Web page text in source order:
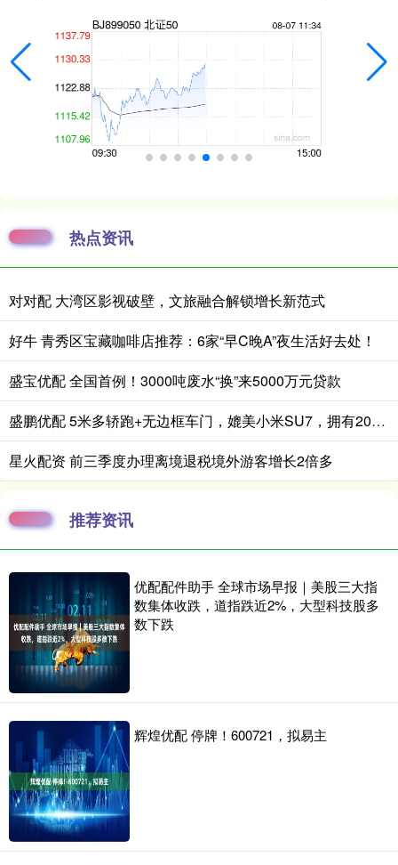
热点资讯
对对配 大湾区影视破壁，文旅融合解锁增长新范式
好牛 青秀区宝藏咖啡店推荐：6家“早C晚A”夜生活好去处！
盛宝优配 全国首例！3000吨废水“换”来5000万元贷款
盛鹏优配 5米多轿跑+无边框车门，媲美小米SU7，拥有20万实力，仅售11万多
星火配资 前三季度办理离境退税境外游客增长2倍多
推荐资讯
优配配件助手 全球市场早报｜美股三大指
数集体收跌，道指跌近2%，大型科技股多
数下跌
辉煌优配 停牌！600721，拟易主